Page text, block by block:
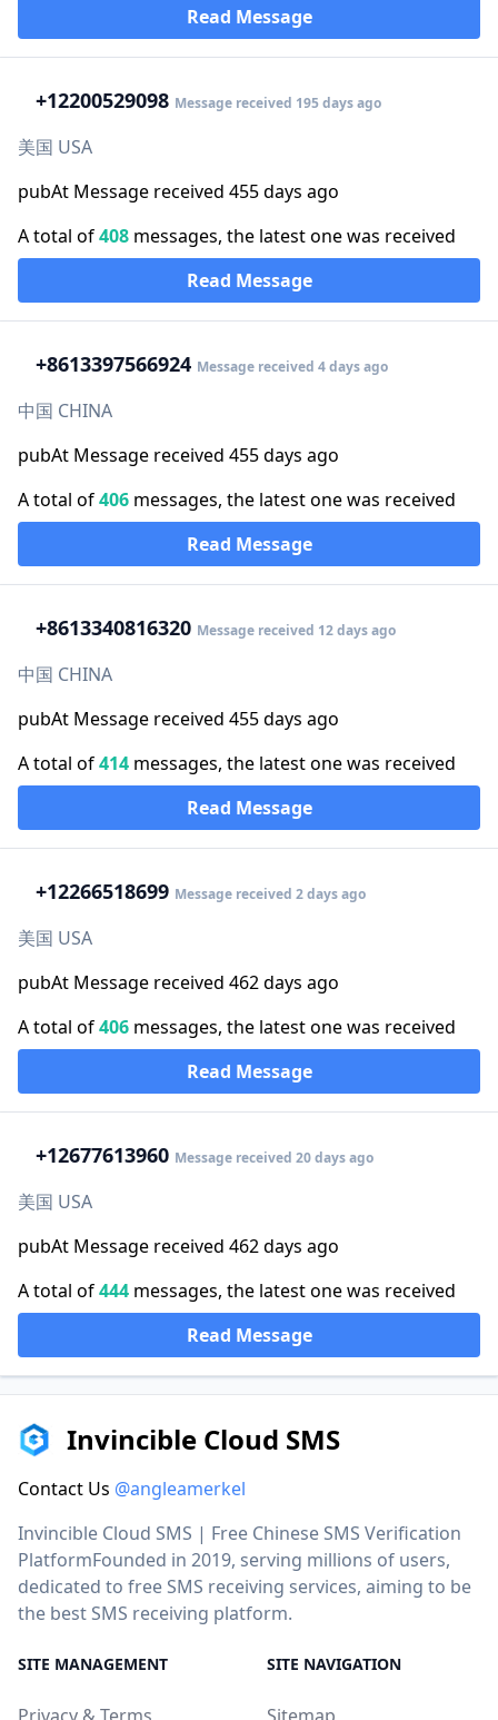
Read Message
+12200529098 Message received 195 days ago
美国 USA
pubAt Message received 455 days ago
A total of408 messages, the latest one was received
Read Message
+8613397566924 Message received 4 days ago
中国 CHINA
pubAt Message received 455 days ago
A total of406 messages, the latest one was received
Read Message
+8613340816320 Message received 12 days ago
中国 CHINA
pubAt Message received 455 days ago
A total of414 messages, the latest one was received
Read Message
+12266518699 Message received 2 days ago
美国 USA
pubAt Message received 462 days ago
A total of406 messages, the latest one was received
Read Message
+12677613960 Message received 20 days ago
美国 USA
pubAt Message received 462 days ago
A total of444 messages, the latest one was received
Read Message
Invincible Cloud SMS
Contact Us @angleamerkel
Invincible Cloud SMS | Free Chinese SMS Verification
PlatformFounded in 2019, serving millions of users,
dedicated to free SMS receiving services, aiming to be
the best SMS receiving platform.
SITE MANAGEMENT SITE NAVIGATION